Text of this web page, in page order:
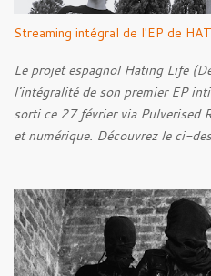
afin d'interroger plus largement
dans l'esthétique et l'imaginaire
découvrir ci-dessous :
Streaming intégral de l'EP de
Le projet espagnol Hating Life
l'intégralité de son premier EP
sorti ce 27 février via Pulverised
et numérique. Découvrez le ci-
Rebellion Against The Vile 05.
Sense Of Fear